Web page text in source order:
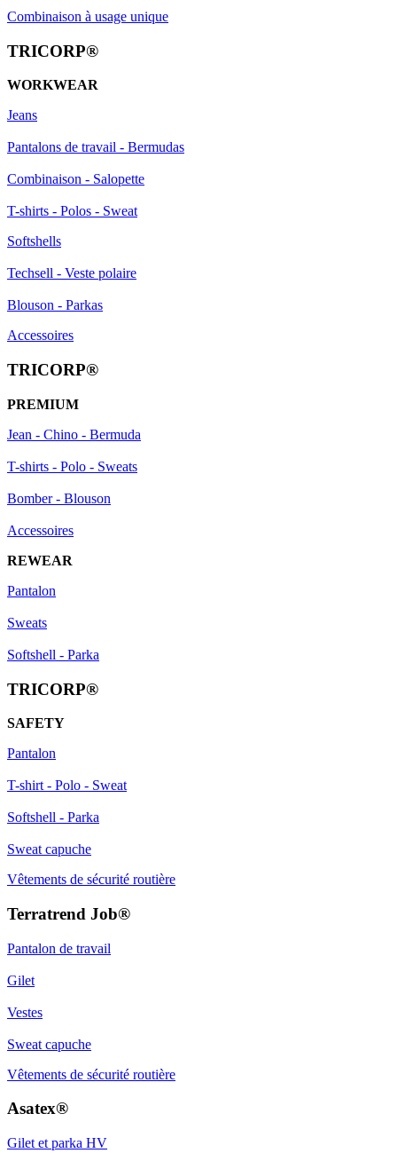
Combinaison à usage unique
TRICORP®
WORKWEAR
Jeans
Pantalons de travail - Bermudas
Combinaison - Salopette
T-shirts - Polos - Sweat
Softshells
Techsell - Veste polaire
Blouson - Parkas
Accessoires
TRICORP®
PREMIUM
Jean - Chino - Bermuda
T-shirts - Polo - Sweats
Bomber - Blouson
Accessoires
REWEAR
Pantalon
Sweats
Softshell - Parka
TRICORP®
SAFETY
Pantalon
T-shirt - Polo - Sweat
Softshell - Parka
Sweat capuche
Vêtements de sécurité routière
Terratrend Job®​
Pantalon de travail
Gilet
Vestes
Sweat capuche
Vêtements de sécurité routière
Asatex®​
Gilet et parka HV